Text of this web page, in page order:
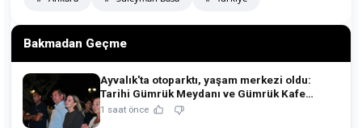
Bakmadan Geçme
Ayvalık'ta otoparktı, yaşam merkezi oldu:
Tarihi Gümrük Meydanı ve Gümrük Kafe
açıldı!
1 saat önce